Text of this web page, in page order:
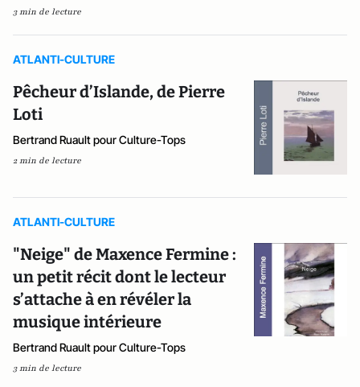
3 min de lecture
ATLANTI-CULTURE
Pêcheur d’Islande, de Pierre
Loti
Bertrand Ruault pour Culture-Tops
2 min de lecture
ATLANTI-CULTURE
"Neige" de Maxence Fermine :
un petit récit dont le lecteur
s’attache à en révéler la
musique intérieure
Bertrand Ruault pour Culture-Tops
3 min de lecture